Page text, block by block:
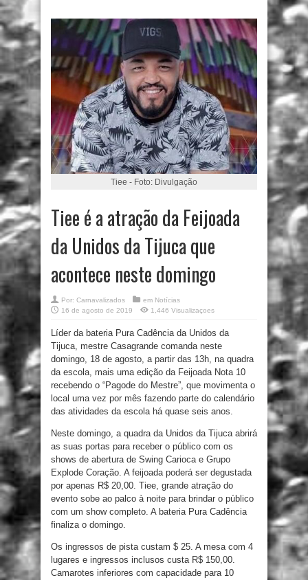
Tiee - Foto: Divulgação
Tiee é a atração da Feijoada
da Unidos da Tijuca que
acontece neste domingo
Por: Carnavalizados em Notícias
16 de agosto de 2019
1,446 Visualizaçoes
Líder da bateria Pura Cadência da Unidos da
Tijuca, mestre Casagrande comanda neste
domingo, 18 de agosto, a partir das 13h, na quadra
da escola, mais uma edição da Feijoada Nota 10
recebendo o “Pagode do Mestre”, que movimenta o
local uma vez por mês fazendo parte do calendário
das atividades da escola há quase seis anos.
Neste domingo, a quadra da Unidos da Tijuca abrirá
as suas portas para receber o público com os
shows de abertura de Swing Carioca e Grupo
Explode Coração. A feijoada poderá ser degustada
por apenas R$ 20,00. Tiee, grande atração do
evento sobe ao palco à noite para brindar o público
com um show completo. A bateria Pura Cadência
finaliza o domingo.
Os ingressos de pista custam $ 25. A mesa com 4
lugares e ingressos inclusos custa R$ 150,00.
Camarotes inferiores com capacidade para 10